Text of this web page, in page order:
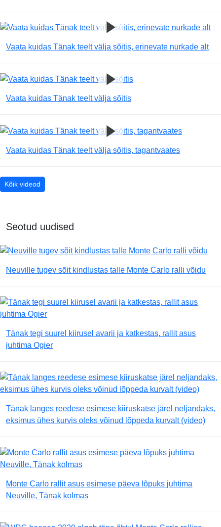
Vaata kuidas Tänak teelt välja sõitis, erinevate nurkade alt
Vaata kuidas Tänak teelt välja sõitis
Vaata kuidas Tänak teelt välja sõitis, tagantvaates
Kõik videod
Seotud uudised
Neuville tugev sõit kindlustas talle Monte Carlo ralli võidu
Tänak tegi suurel kiirusel avarii ja katkestas, rallit asus
juhtima Ogier
Tänak langes reedese esimese kiiruskatse järel neljandaks,
eksimus ühes kurvis oleks võinud lõppeda kurvalt (video)
Monte Carlo rallit asus esimese päeva lõpuks juhtima
Neuville, Tänak kolmas